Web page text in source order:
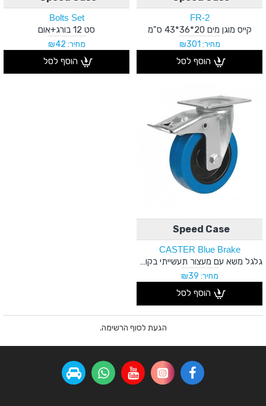
FR-2
קייס מוגן מים 20*36*43 ס"מ
מחיר: ₪301
הוסף לסל
Bolts Set
סט 12 בורג+אום
מחיר: ₪42
הוסף לסל
Speed Case
CASTER Blue Brake
גלגל משא עם מעצור תעשייתי בקוטר 4 אינץ
מחיר: ₪39
הוסף לסל
הגעת לסוף הרשימה.